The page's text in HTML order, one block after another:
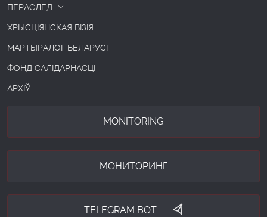
ПЕРАСЛЕД
ХРЫСЦІЯНСКАЯ ВІЗІЯ
МАРТЫРАЛОГ БЕЛАРУСІ
ФОНД САЛІДАРНАСЦІ
АРХІЎ
MONITORING
МОНИТОРИНГ
TELEGRAM BOT